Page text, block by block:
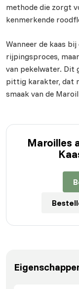
methode die zorgt
kenmerkende
Wanneer de kaas
rijpingsproces,
van pekelwater. Dit
pittig karakter, dat
smaak van de
Maroilles